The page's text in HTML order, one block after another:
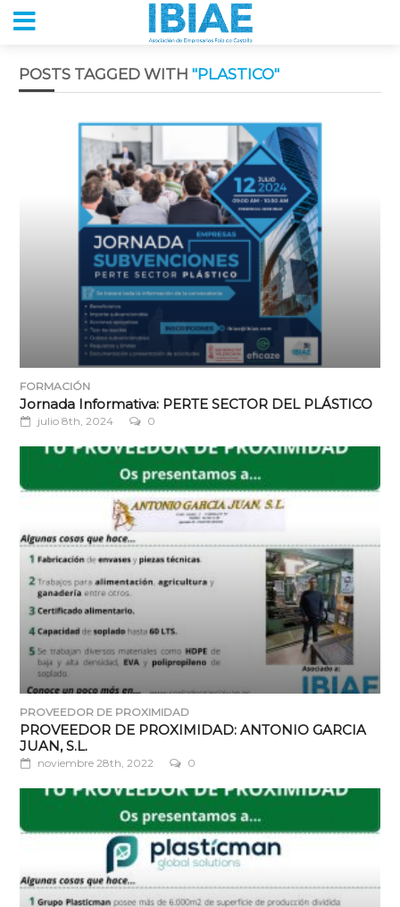
POSTS TAGGED WITH "PLASTICO"
FORMACIÓN
Jornada Informativa: PERTE SECTOR DEL PLÁSTICO
julio 8th, 2024 0
PROVEEDOR DE PROXIMIDAD
PROVEEDOR DE PROXIMIDAD: ANTONIO GARCIA
JUAN, S.L.
noviembre 28th, 2022 0